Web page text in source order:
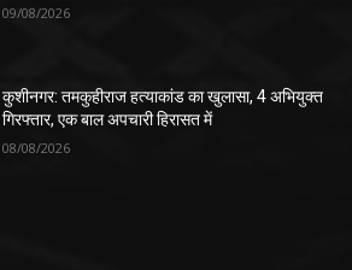
09/08/2026
कुशीनगर: तमकुहीराज हत्याकांड का खुलासा, 4 अभियुक्त
गिरफ्तार, एक बाल अपचारी हिरासत में
08/08/2026